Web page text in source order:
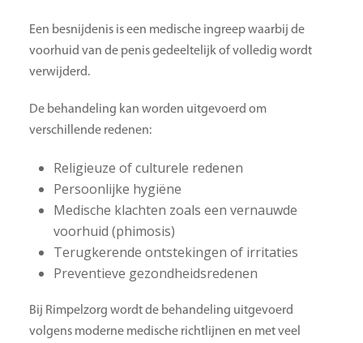
Een besnijdenis is een medische ingreep waarbij de
voorhuid van de penis gedeeltelijk of volledig wordt
verwijderd.
De behandeling kan worden uitgevoerd om
verschillende redenen:
Religieuze of culturele redenen
Persoonlijke hygiëne
Medische klachten zoals een vernauwde
voorhuid (phimosis)
Terugkerende ontstekingen of irritaties
Preventieve gezondheidsredenen
Bij Rimpelzorg wordt de behandeling uitgevoerd
volgens moderne medische richtlijnen en met veel